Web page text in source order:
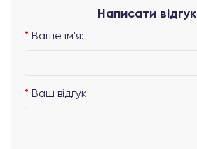
Написати відгук
Ваше ім'я:
Ваш відгук